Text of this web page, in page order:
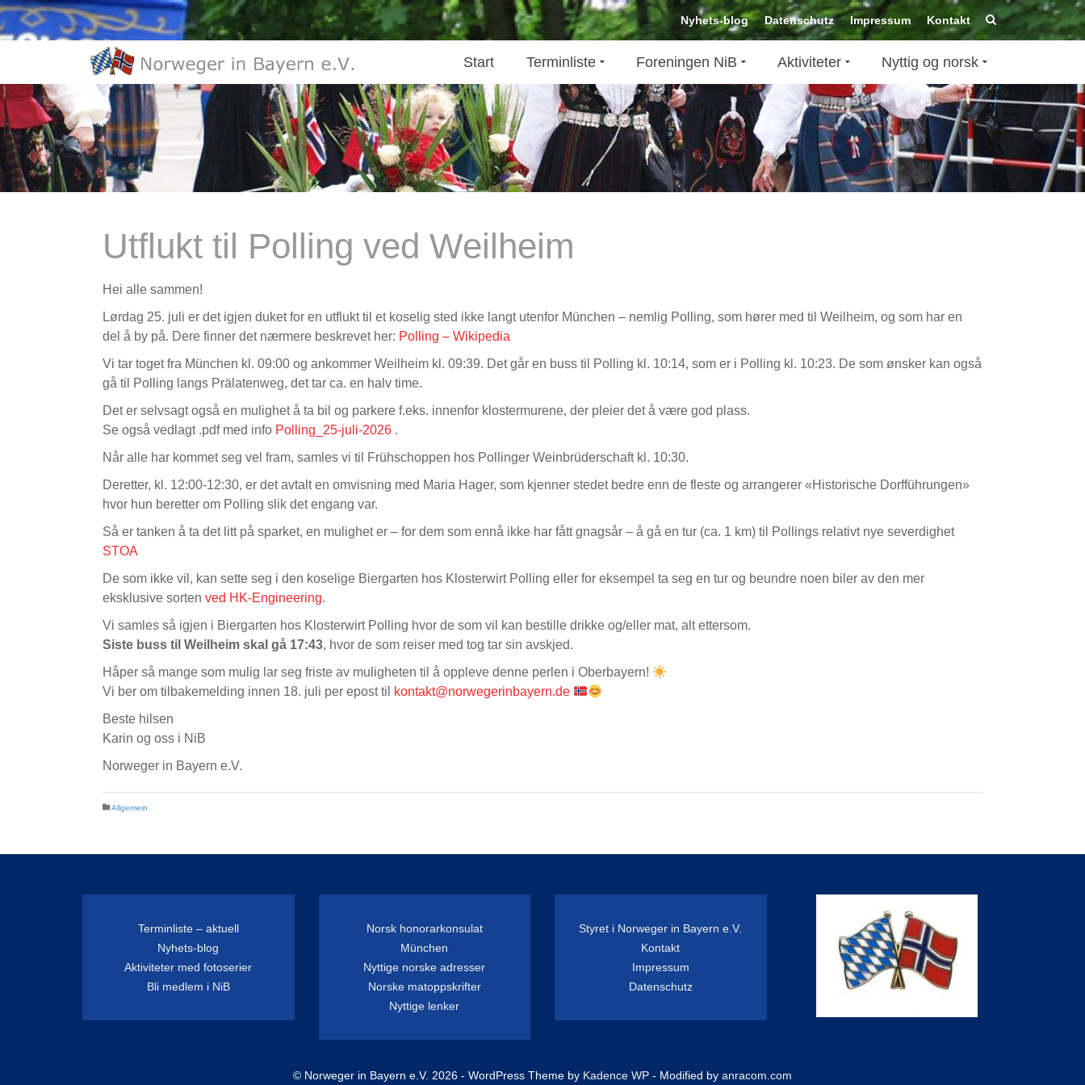
Nyhets-blog Datenschutz Impressum Kontakt
Start Terminliste Foreningen NiB Aktiviteter Nyttig og norsk
Allgemein
Utflukt til Polling ved Weilheim
Hei alle sammen!
Lørdag 25. juli er det igjen duket for en utflukt til et koselig sted ikke langt utenfor München – nemlig Polling, som hører med til Weilheim, og som har en
del å by på. Dere finner det nærmere beskrevet her: Polling – Wikipedia
Vi tar toget fra München kl. 09:00 og ankommer Weilheim kl. 09:39. Det går en buss til Polling kl. 10:14, som er i Polling kl. 10:23. De som ønsker kan også
gå til Polling langs Prälatenweg, det tar ca. en halv time.
Det er selvsagt også en mulighet å ta bil og parkere f.eks. innenfor klostermurene, der pleier det å være god plass.
Se også vedlagt .pdf med info Polling_25-juli-2026 .
Når alle har kommet seg vel fram, samles vi til Frühschoppen hos Pollinger Weinbrüderschaft kl. 10:30.
Deretter, kl. 12:00-12:30, er det avtalt en omvisning med Maria Hager, som kjenner stedet bedre enn de fleste og arrangerer «Historische Dorfführungen»
hvor hun beretter om Polling slik det engang var.
Så er tanken å ta det litt på sparket, en mulighet er – for dem som ennå ikke har fått gnagsår – å gå en tur (ca. 1 km) til Pollings relativt nye severdighet
STOA
De som ikke vil, kan sette seg i den koselige Biergarten hos Klosterwirt Polling eller for eksempel ta seg en tur og beundre noen biler av den mer
eksklusive sorten ved HK-Engineering.
Vi samles så igjen i Biergarten hos Klosterwirt Polling hvor de som vil kan bestille drikke og/eller mat, alt ettersom.
Siste buss til Weilheim skal gå 17:43, hvor de som reiser med tog tar sin avskjed.
Håper så mange som mulig lar seg friste av muligheten til å oppleve denne perlen i Oberbayern!
Vi ber om tilbakemelding innen 18. juli per epost til
kontakt@norwegerinbayern.de
Beste hilsen
Karin og oss i NiB
Norweger in Bayern e.V.
Allgemein
Terminliste – aktuell
Nyhets-blog
Aktiviteter med fotoserier
Bli medlem i NiB
Norsk honorarkonsulat
München
Nyttige norske adresser
Norske matoppskrifter
Nyttige lenker
Styret i Norweger in Bayern e.V.
Kontakt
Impressum
Datenschutz
© Norweger in Bayern e.V. 2026 - WordPress Theme by Kadence WP - Modified by anracom.com